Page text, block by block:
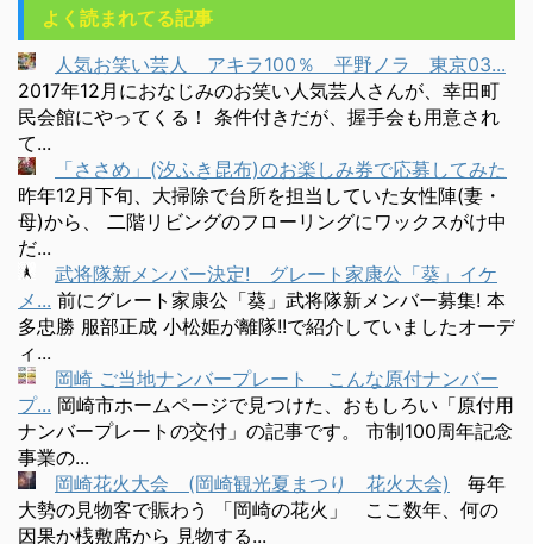
よく読まれてる記事
人気お笑い芸人 アキラ100％ 平野ノラ 東京03...
2017年12月におなじみのお笑い人気芸人さんが、幸田町
民会館にやってくる！ 条件付きだが、握手会も用意され
て...
「ささめ」(汐ふき昆布)のお楽しみ券で応募してみた
昨年12月下旬、大掃除で台所を担当していた女性陣(妻・
母)から、 二階リビングのフローリングにワックスがけ中
だ...
武将隊新メンバー決定! グレート家康公「葵」イケ
メ... 前にグレート家康公「葵」武将隊新メンバー募集! 本
多忠勝 服部正成 小松姫が離隊!!で紹介していましたオーデ
ィ...
岡崎 ご当地ナンバープレート こんな原付ナンバー
プ... 岡崎市ホームページで見つけた、おもしろい「原付用
ナンバープレートの交付」の記事です。 市制100周年記念
事業の...
岡崎花火大会 (岡崎観光夏まつり 花火大会)
毎年
大勢の見物客で賑わう 「岡崎の花火」 ここ数年、何の
因果か桟敷席から 見物する...